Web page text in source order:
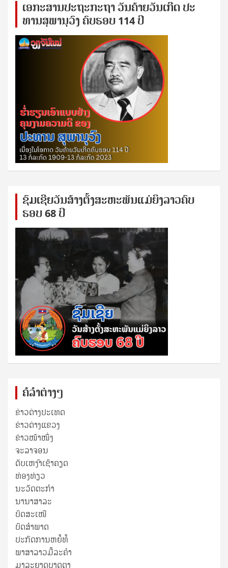
ເອ​ກະ​ສານ​ປະ​ຖະ​ກະ​ຖ​າ ວັນ​ຄ້າຍ​ວັນ​ເກີດ ປ​ະ​
ທານ​ສຸ​ພາ​ນຸ​ວົງ ຄົບ​ຮອບ 114 ປີ
ຊົ​ມ​ເຊີຍ​ວັນ​ສ້າງ​ຕັ້ງ​ສະ​ຫະ​ພັນ​ແມ່​ຍິງ​​ລາວຄົບ​
ຮອບ 68 ປິ
ຄໍລຳຕ່າງໆ
ຂ່າວຕ່າງປະເທດ
ຂ່າວ​ຕ່າງ​ແຂວງ
ຂ່າວໜ້າໜຶ່ງ
ຈະລາຈອນ
ດັບເຫງົາເຊົາຄຽດ
ທ່ອງທ່ຽວ
ນະວັດຕະກໍາ
ນານາສາລະ
ບົດສະເໜີ
ບົດສໍາພາດ
ປະກົດການຫຍໍ້ທໍ້
ພາສາລາວມື້ລະຄຳ
ມາລະຍາດບາດຕາ